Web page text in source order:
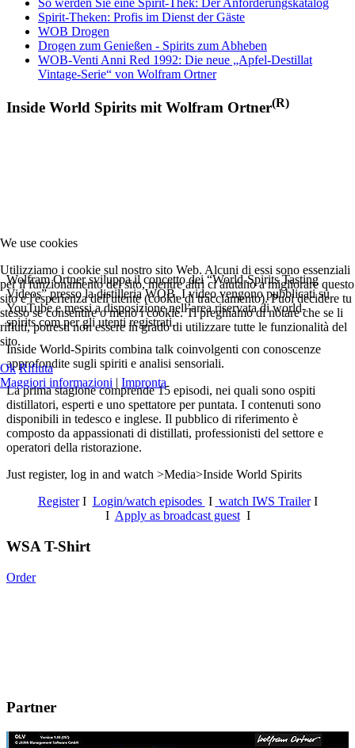
Spirit-Theken: Profis im Dienst der Gäste
WOB Drogen
Drogen zum Genießen - Spirits zum Abheben
WOB-Venti Anni Red 1992: Die neue „Apfel-Destillat
Vintage-Serie“ von Wolfram Ortner
Inside World Spirits mit Wolfram Ortner(R)
Wolfram Ortner sviluppa il concetto dei “World-Spirits Tasting
Videos” presso la distilleria WOB. I video vengono pubblicati su
YouTube e messi a disposizione nell’area riservata di world-
spirits.com per gli utenti registrati.
Inside World-Spirits combina talk coinvolgenti con conoscenze
approfondite sugli spiriti e analisi sensoriali.
La prima stagione comprende 15 episodi, nei quali sono ospiti
distillatori, esperti e uno spettatore per puntata. I contenuti sono
disponibili in tedesco e inglese. Il pubblico di riferimento è
composto da appassionati di distillati, professionisti del settore e
operatori della ristorazione.
Just register, log in and watch >Media>Inside World Spirits
RegisterI Login/watch episodes I watch IWS TrailerI
I Apply as broadcast guestI
WSA T-Shirt
Order
Partner
We use cookies
Utilizziamo i cookie sul nostro sito Web. Alcuni di essi sono essenziali
per il funzionamento del sito, mentre altri ci aiutano a migliorare questo
sito e l'esperienza dell'utente (cookie di tracciamento). Puoi decidere tu
stesso se consentire o meno i cookie. Ti preghiamo di notare che se li
rifiuti, potresti non essere in grado di utilizzare tutte le funzionalità del
sito.
Ok Rifiuta
Maggiori informazioni | Impronta